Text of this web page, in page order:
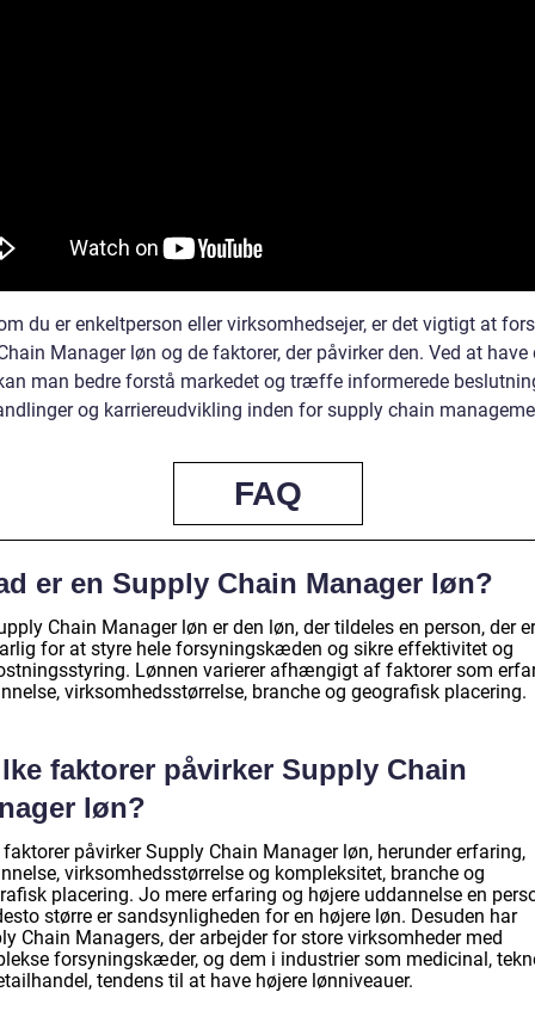
du er enkeltperson eller virksomhedsejer, er det vigtigt at
Manager løn og de faktorer, der påvirker den. Ved at have
man bedre forstå markedet og træffe informerede
og karriereudvikling inden for supply chain
FAQ
er en Supply Chain Manager løn?
Chain Manager løn er den løn, der tildeles en person, der er
for at styre hele forsyningskæden og sikre effektivitet og
Lønnen varierer afhængigt af faktorer som
virksomhedsstørrelse, branche og geografisk placering.
faktorer påvirker Supply Chain
løn?
faktorer påvirker Supply Chain Manager løn, herunder erfaring,
virksomhedsstørrelse og kompleksitet, branche og
placering. Jo mere erfaring og højere uddannelse en
større er sandsynligheden for en højere løn. Desuden har
Chain Managers, der arbejder for store virksomheder med
forsyningskæder, og dem i industrier som medicinal,
tendens til at have højere lønniveauer.